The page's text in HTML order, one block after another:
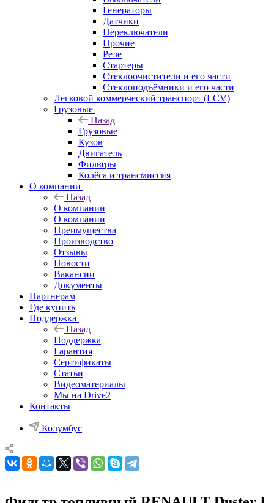
Генераторы
Датчики
Переключатели
Прочие
Реле
Стартеры
Стеклоочистители и его части
Стеклоподъёмники и его части
Легковой коммерческий транспорт (LCV)
Грузовые
Назад
Грузовые
Кузов
Двигатель
Фильтры
Колёса и трансмиссия
О компании
Назад
О компании
О компании
Преимущества
Производство
Отзывы
Новости
Вакансии
Документы
Партнерам
Где купить
Поддержка
Назад
Поддержка
Гарантия
Сертификаты
Статьи
Видеоматериалы
Мы на Drive2
Контакты
Колумбус